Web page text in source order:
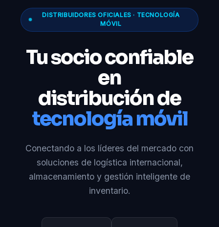
DISTRIBUIDORES OFICIALES · TECNOLOGÍA
MÓVIL
Tu socio confiable
en
distribución de
tecnología móvil
Conectando a los líderes del mercado con
soluciones de logística internacional,
almacenamiento y gestión inteligente de
inventario.